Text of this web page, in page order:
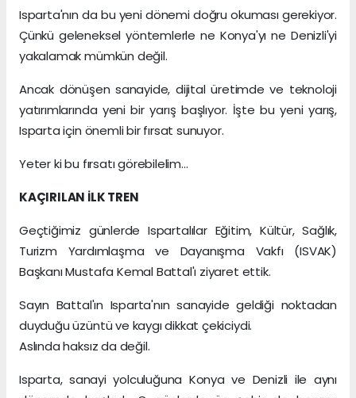
Isparta'nın da bu yeni dönemi doğru okuması gerekiyor.
Çünkü geleneksel yöntemlerle ne Konya'yı ne Denizli'yi
yakalamak mümkün değil.
Ancak dönüşen sanayide, dijital üretimde ve teknoloji
yatırımlarında yeni bir yarış başlıyor. İşte bu yeni yarış,
Isparta için önemli bir fırsat sunuyor.
Yeter ki bu fırsatı görebilelim…
KAÇIRILAN İLK TREN
Geçtiğimiz günlerde Ispartalılar Eğitim, Kültür, Sağlık,
Turizm Yardımlaşma ve Dayanışma Vakfı (ISVAK)
Başkanı Mustafa Kemal Battal'ı ziyaret ettik.
Sayın Battal'ın Isparta'nın sanayide geldiği noktadan
duyduğu üzüntü ve kaygı dikkat çekiciydi.
Aslında haksız da değil.
Isparta, sanayi yolculuğuna Konya ve Denizli ile aynı